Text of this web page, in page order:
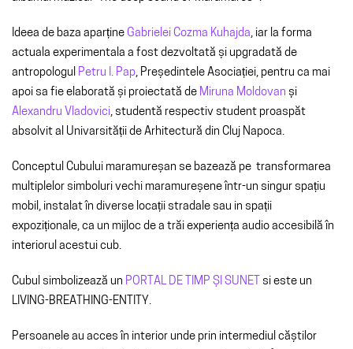
Ideea de baza aparține Gabrielei Cozma Kuhajda, iar la forma
actuala experimentala a fost dezvoltată și upgradată de
antropologul Petru I. Pap, Președintele Asociației, pentru ca mai
apoi sa fie elaborată și proiectată de Miruna Moldovan și
Alexandru Vladovici, studentă respectiv student proaspăt
absolvit al Univarsității de Arhitectură din Cluj Napoca.
Conceptul Cubului maramureșan se bazează pe transformarea
multiplelor simboluri vechi maramureșene într-un singur spațiu
mobil, instalat în diverse locații stradale sau in spații
expoziționale, ca un mijloc de a trăi experiența audio accesibilă în
interiorul acestui cub.
Cubul simbolizează un PORTAL DE TIMP ȘI SUNET
si este un
LIVING-BREATHING-ENTITY.
Persoanele au acces în interior unde prin intermediul căștilor